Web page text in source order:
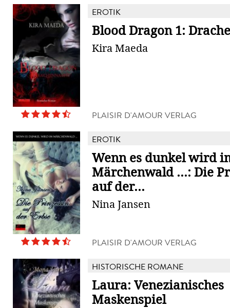
EROTIK
Blood Dragon 1:
Kira Maeda
PLAISIR D'AMOUR VERLAG
EROTIK
Wenn es dunkel wird
Märchenwald ...: Die
auf der...
Nina Jansen
PLAISIR D'AMOUR VERLAG
HISTORISCHE ROMANE
Laura: Venezianisches
Maskenspiel